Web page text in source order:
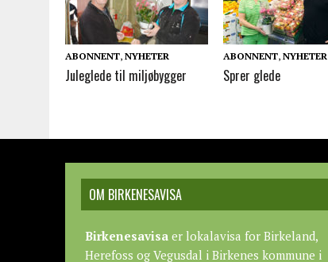
ABONNENT, NYHETER
Juleglede til miljøbygger
ABONNENT,NYHETER
Sprer glede
OM BIRKENESAVISA
Birkenesavisa er lokalavisa for Birkeland,
Herefoss og Vegusdal i Birkenes kommune i